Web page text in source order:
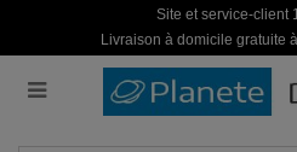
Site et service-client
Livraison à domicile gratuite